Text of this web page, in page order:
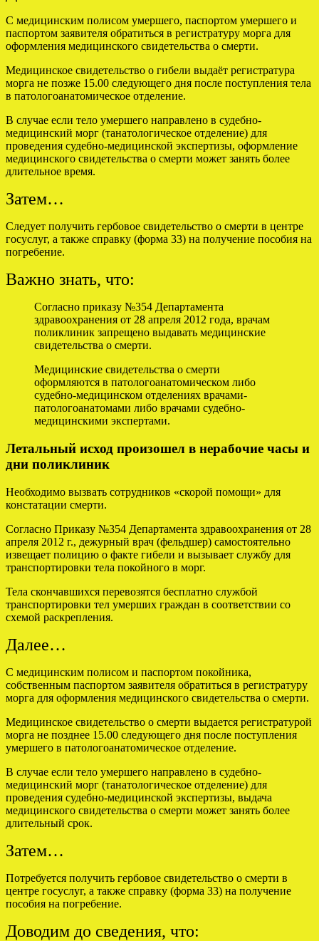
С медицинским полисом умершего, паспортом умершего и
паспортом заявителя обратиться в регистратуру морга для
оформления медицинского свидетельства о смерти.
Медицинское свидетельство о гибели выдаёт регистратура
морга не позже 15.00 следующего дня после поступления тела
в патологоанатомическое отделение.
В случае если тело умершего направлено в судебно-
медицинский морг (танатологическое отделение) для
проведения судебно-медицинской экспертизы, оформление
медицинского свидетельства о смерти может занять более
длительное время.
Затем…
Следует получить гербовое свидетельство о смерти в центре
госуслуг, а также справку (форма 33) на получение пособия на
погребение.
Важно знать, что:
Согласно приказу №354 Департамента
здравоохранения от 28 апреля 2012 года, врачам
поликлиник запрещено выдавать медицинские
свидетельства о смерти.
Медицинские свидетельства о смерти
оформляются в патологоанатомическом либо
судебно-медицинском отделениях врачами-
патологоанатомами либо врачами судебно-
медицинскими экспертами.
Летальный исход произошел в нерабочие часы и
дни поликлиник
Необходимо вызвать сотрудников «скорой помощи» для
констатации смерти.
Согласно Приказу №354 Департамента здравоохранения от 28
апреля 2012 г., дежурный врач (фельдшер) самостоятельно
извещает полицию о факте гибели и вызывает службу для
транспортировки тела покойного в морг.
Тела скончавшихся перевозятся бесплатно службой
транспортировки тел умерших граждан в соответствии со
схемой раскрепления.
Далее…
С медицинским полисом и паспортом покойника,
собственным паспортом заявителя обратиться в регистратуру
морга для оформления медицинского свидетельства о смерти.
Медицинское свидетельство о смерти выдается регистратурой
морга не позднее 15.00 следующего дня после поступления
умершего в патологоанатомическое отделение.
В случае если тело умершего направлено в судебно-
медицинский морг (танатологическое отделение) для
проведения судебно-медицинской экспертизы, выдача
медицинского свидетельства о смерти может занять более
длительный срок.
Затем…
Потребуется получить гербовое свидетельство о смерти в
центре госуслуг, а также справку (форма 33) на получение
пособия на погребение.
Доводим до сведения, что: